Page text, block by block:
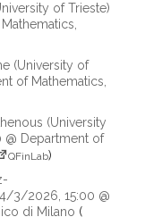
of Trieste)
(University of
of Mathematics,
(University
Department of
QFinLab)
3/2026, 15:00 @
di Milano (